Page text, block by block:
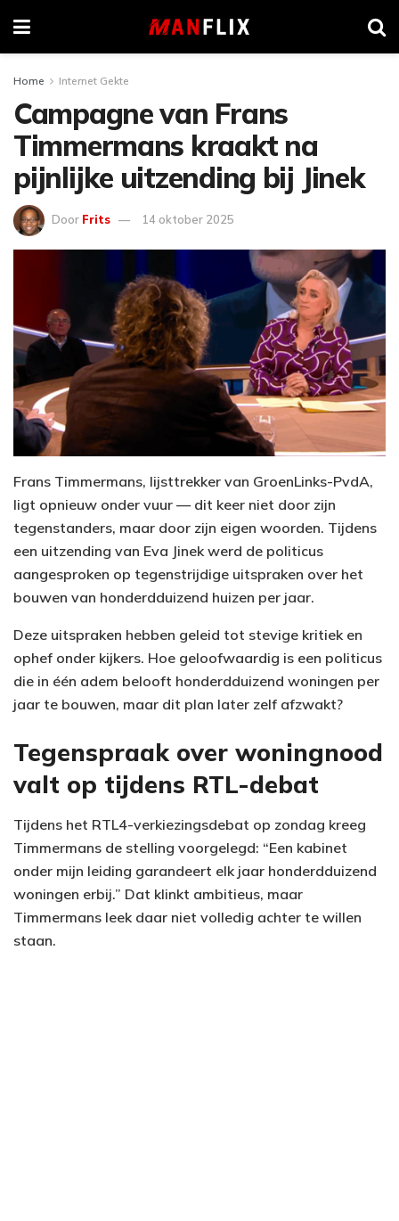
Home Internet Gekte
Campagne van Frans
Timmermans kraakt na
pijnlijke uitzending bij Jinek
Door Frits 14 oktober 2025
Frans Timmermans, lijsttrekker van GroenLinks-PvdA,
ligt opnieuw onder vuur — dit keer niet door zijn
tegenstanders, maar door zijn eigen woorden. Tijdens
een uitzending van Eva Jinek werd de politicus
aangesproken op tegenstrijdige uitspraken over het
bouwen van honderdduizend huizen per jaar.
Deze uitspraken hebben geleid tot stevige kritiek en
ophef onder kijkers. Hoe geloofwaardig is een politicus
die in één adem belooft honderdduizend woningen per
jaar te bouwen, maar dit plan later zelf afzwakt?
Tegenspraak over woningnood
valt op tijdens RTL-debat
Tijdens het RTL4-verkiezingsdebat op zondag kreeg
Timmermans de stelling voorgelegd: “Een kabinet
onder mijn leiding garandeert elk jaar honderdduizend
woningen erbij.” Dat klinkt ambitieus, maar
Timmermans leek daar niet volledig achter te willen
staan.